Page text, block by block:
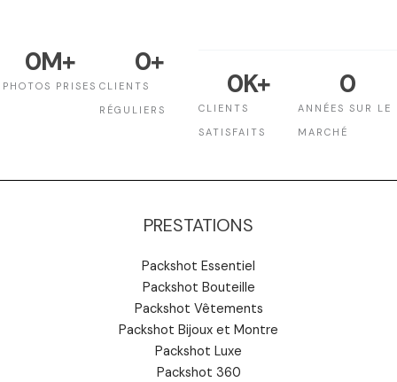
PHOTOS PRISES
0M+
CLIENTS
RÉGULIERS
0+
CLIENTS
SATISFAITS
0K+
ANNÉES SUR LE
MARCHÉ
0
PRESTATIONS
Packshot Essentiel
Packshot Bouteille
Packshot Vêtements
Packshot Bijoux et Montre
Packshot Luxe
Packshot 360